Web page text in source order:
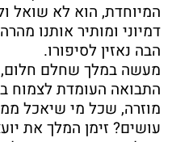
המיוחדת, הוא לא שואל
דמיוני ומותיר אותנו
הבה נאזין לסיפורו.
מעשה במלך שחלם חלום,
התבואה העומדת לצמוח
מוזרה, שכל מי שיאכל
עושים? זימן המלך את